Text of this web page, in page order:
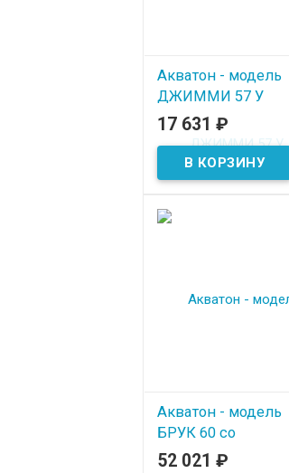
Акватон - модель
ДЖИММИ 57 У
В наличии
17 631 ₽
Акватон - модель
БРУК 60 со
столешницей, Дуб
52 021 ₽